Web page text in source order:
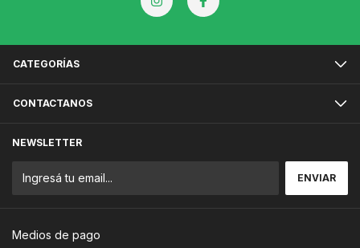
CATEGORÍAS
CONTACTANOS
NEWSLETTER
Medios de pago